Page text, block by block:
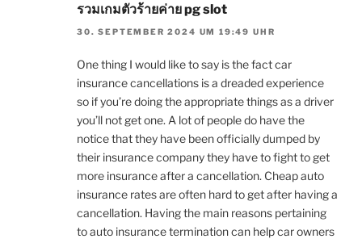
รวมเกมตัวร้ายค่าย pg slot
30. SEPTEMBER 2024 UM 19:49 UHR
One thing I would like to say is the fact car
insurance cancellations is a dreaded experience
so if you’re doing the appropriate things as a driver
you’ll not get one. A lot of people do have the
notice that they have been officially dumped by
their insurance company they have to fight to get
more insurance after a cancellation. Cheap auto
insurance rates are often hard to get after having a
cancellation. Having the main reasons pertaining
to auto insurance termination can help car owners